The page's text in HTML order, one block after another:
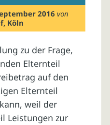
2016 von
Köln
zu der Frage,
Elternteil
auf den
Elternteil
weil der
Leistungen zur